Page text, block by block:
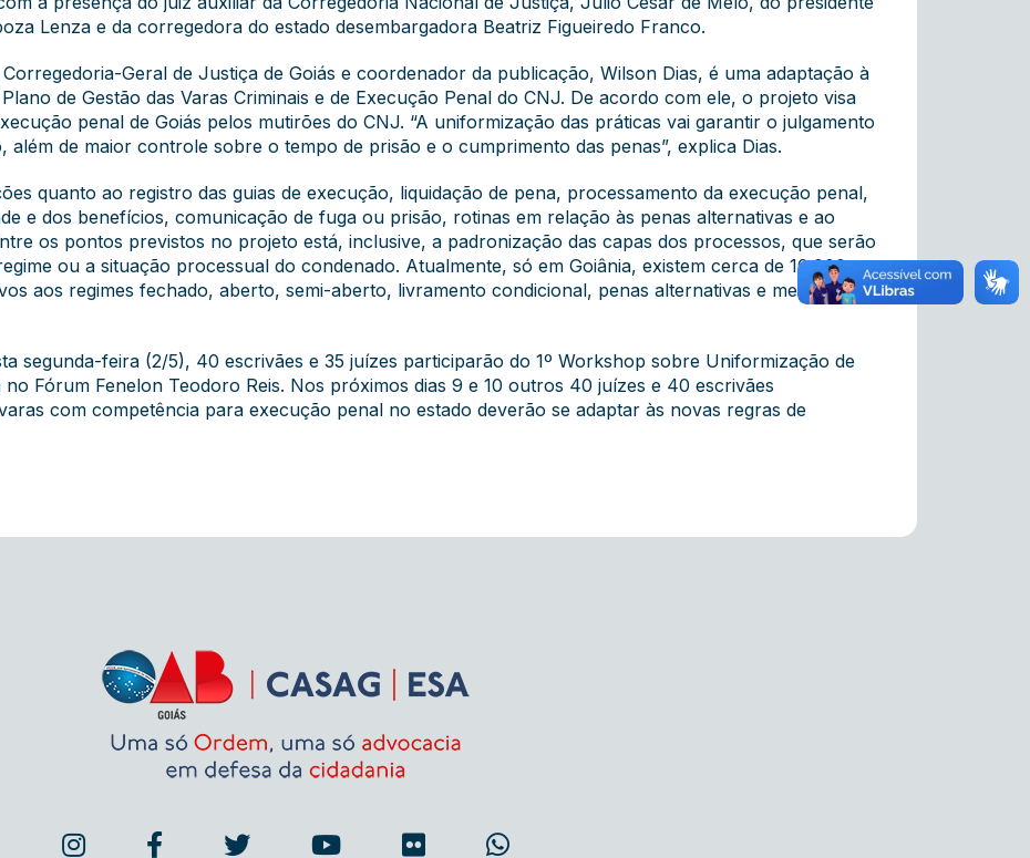
Lenza e da corregedora do estado desembargadora Beatriz Figueiredo Franco.
Geral de Justiça de Goiás e coordenador da publicação, Wilson Dias, é uma adaptação à
de Gestão das Varas Criminais e de Execução Penal do CNJ. De acordo com ele, o projeto visa
penal de Goiás pelos mutirões do CNJ. “A uniformização das práticas vai garantir o julgamento
além de maior controle sobre o tempo de prisão e o cumprimento das penas”, explica Dias.
quanto ao registro das guias de execução, liquidação de pena, processamento da execução penal,
e dos benefícios, comunicação de fuga ou prisão, rotinas em relação às penas alternativas e ao
os pontos previstos no projeto está, inclusive, a padronização das capas dos processos, que serão
ou a situação processual do condenado. Atualmente, só em Goiânia, existem cerca de 10.000
aos regimes fechado, aberto, semi-aberto, livramento condicional, penas alternativas e medidas de
segunda-feira (2/5), 40 escrivães e 35 juízes participarão do 1º Workshop sobre Uniformização de
Fórum Fenelon Teodoro Reis. Nos próximos dias 9 e 10 outros 40 juízes e 40 escrivães
com competência para execução penal no estado deverão se adaptar às novas regras de